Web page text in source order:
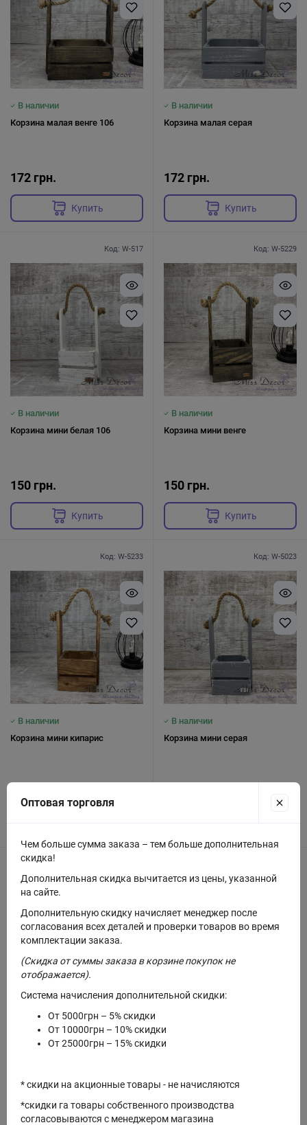
В наличии
Корзина малая венге 106
172 грн.
Купить
В наличии
Корзина малая серая
172 грн.
Купить
Код: W-517
В наличии
Корзина мини белая 106
150 грн.
Купить
Код: W-5229
В наличии
Корзина мини венге
150 грн.
Купить
Код: W-5233
В наличии
Корзина мини кипарис
Код: W-5023
В наличии
Корзина мини серая
В наличии
Корзина №106 прованс (золото)
175 грн.
Корзинка мини белая
150 грн.
Оптовая торговля
Чем больше сумма заказа – тем больше дополнительная
скидка!
Дополнительная скидка вычитается из цены, указанной
на сайте.
Дополнительную скидку начисляет менеджер после
согласования всех деталей и проверки товаров во время
комплектации заказа.
(Скидка от суммы заказа в корзине покупок не
отображается).
Система начисления дополнительной скидки:
От 5000грн – 5% скидки
От 10000грн – 10% скидки
От 25000грн – 15% скидки
* скидки на акционные товары - не начисляются
*скидки га товары собственного производства
согласовываются с менеджером магазина